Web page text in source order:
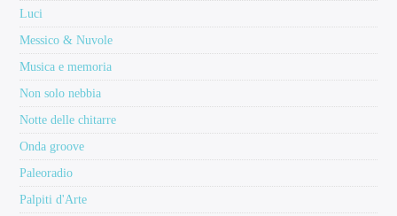
Luci
Messico & Nuvole
Musica e memoria
Non solo nebbia
Notte delle chitarre
Onda groove
Paleoradio
Palpiti d'Arte